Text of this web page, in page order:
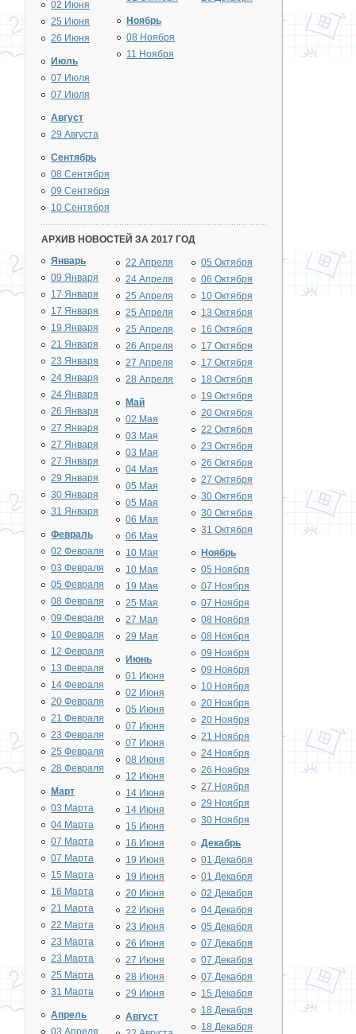
02 Июня
25 Июня
26 Июня
Июль
07 Июля
07 Июля
Август
29 Августа
Сентябрь
08 Сентября
09 Сентября
10 Сентября
Ноябрь
08 Ноября
11 Ноября
АРХИВ НОВОСТЕЙ ЗА 2017 ГОД
Январь
09 Января
17 Января
17 Января
19 Января
21 Января
23 Января
24 Января
24 Января
26 Января
27 Января
27 Января
27 Января
29 Января
30 Января
31 Января
Февраль
02 Февраля
03 Февраля
05 Февраля
08 Февраля
09 Февраля
10 Февраля
12 Февраля
13 Февраля
14 Февраля
20 Февраля
21 Февраля
23 Февраля
25 Февраля
28 Февраля
Март
03 Марта
04 Марта
07 Марта
07 Марта
15 Марта
16 Марта
21 Марта
22 Марта
23 Марта
23 Марта
25 Марта
31 Марта
Апрель
03 Апреля
22 Апреля
24 Апреля
25 Апреля
25 Апреля
25 Апреля
26 Апреля
27 Апреля
28 Апреля
Май
02 Мая
03 Мая
03 Мая
04 Мая
05 Мая
05 Мая
06 Мая
06 Мая
10 Мая
10 Мая
19 Мая
25 Мая
27 Мая
29 Мая
Июнь
01 Июня
02 Июня
05 Июня
07 Июня
07 Июня
08 Июня
12 Июня
14 Июня
14 Июня
15 Июня
16 Июня
19 Июня
19 Июня
20 Июня
22 Июня
23 Июня
26 Июня
27 Июня
28 Июня
29 Июня
Август
05 Октября
06 Октября
10 Октября
13 Октября
16 Октября
17 Октября
17 Октября
18 Октября
19 Октября
20 Октября
22 Октября
23 Октября
26 Октября
27 Октября
30 Октября
30 Октября
31 Октября
Ноябрь
05 Ноября
07 Ноября
07 Ноября
08 Ноября
08 Ноября
09 Ноября
09 Ноября
10 Ноября
20 Ноября
20 Ноября
21 Ноября
24 Ноября
26 Ноября
27 Ноября
29 Ноября
30 Ноября
Декабрь
01 Декабря
01 Декабря
02 Декабря
04 Декабря
05 Декабря
07 Декабря
07 Декабря
07 Декабря
15 Декабря
18 Декабря
18 Декабря